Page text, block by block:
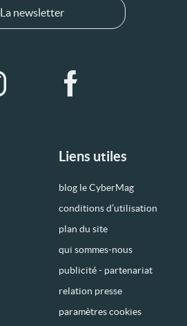
Liens utiles
blog le CyberMag
conditions d’utilisation
plan du site
qui sommes-nous
publicité - partenariat
relation presse
paramètres cookies
La newsletter